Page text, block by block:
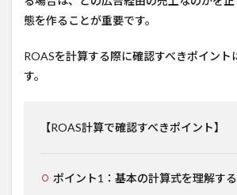
態を作ることが重要です。
ROASを計算する際に確認すべきポイント
す。
【ROAS計算で確認すべきポイント】
ポイント1：基本の計算式を理解する